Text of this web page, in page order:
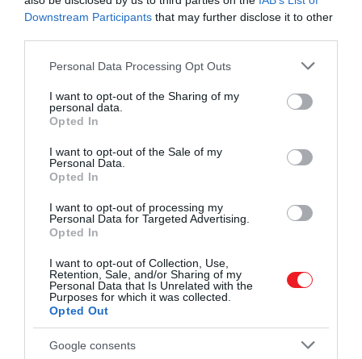
Downstream Participants that may further disclose it to other
Please note that this website/app uses one or more Google
not limited to your visit or usage behaviour. You may click to
grant or deny consent to Google and its third-party tags to
use your data for below specified purposes in below Google
consent section.
Personal Data Processing Opt Outs
I want to opt-out of the Sharing of my
personal data.
Opted In
I want to opt-out of the Sale of my
Personal Data.
Opted In
I want to opt-out of processing my
Personal Data for Targeted Advertising.
Opted In
I want to opt-out of Collection, Use,
Retention, Sale, and/or Sharing of my
Personal Data that Is Unrelated with the
Purposes for which it was collected.
Opted Out
Google consents
megháromszorozhatja a fogyásodat
A vizsgálatnak a kutatók szerint voltak azonban
elismerték, hogy az általuk használt kérdőív
módszertana csak azt tudja megmondani, hogy van-e
kapcsolat a két tényező között (kimchi és elhízás), de
azt nem, hogy az egyik dolog okozza-e egy másikat (a
kimchi okozza-e a fogyást).
Ezért fontos, hogy olyan kísérleti tanulmányokra
alapozzunk, ahol a kutatók változtatásokat
az alanyok étrendjében, és úgy nézik meg az